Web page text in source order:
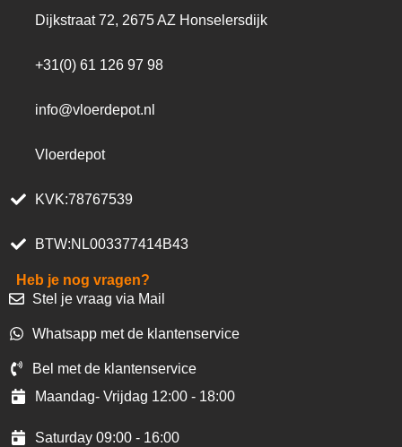
Dijkstraat 72, 2675 AZ Honselersdijk
+31(0) 61 126 97 98
info@vloerdepot.nl
Vloerdepot
KVK:78767539
BTW:NL003377414B43
Heb je nog vragen?
Stel je vraag via Mail
Whatsapp met de klantenservice
Bel met de klantenservice
Maandag- Vrijdag 12:00 - 18:00
Saturday 09:00 - 16:00